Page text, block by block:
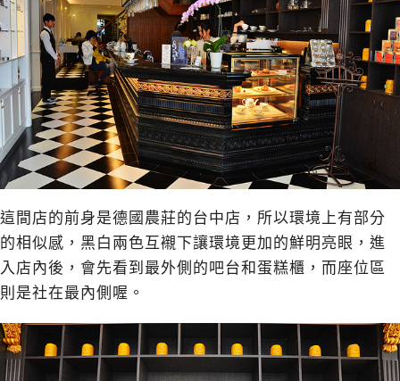
這間店的前身是德國農莊的台中店，所以環境上有部分
的相似感，黑白兩色互襯下讓環境更加的鮮明亮眼，進
入店內後，會先看到最外側的吧台和蛋糕櫃，而座位區
則是社在最內側喔。